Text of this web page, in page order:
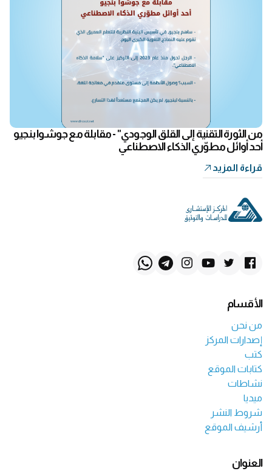
من الثورة التقنية إلى القلق الوجودي" - مقابلة مع جوشوا بنجيو
أحد أوائل مطوّري الذكاء الاصطناعي
قراءة المزيد
الأقسام
من نحن
إصدارات المركز
كتب
كتابات الموقع
نشاطات
ميديا
شروط النشر
أرشيف الموقع
العنوان